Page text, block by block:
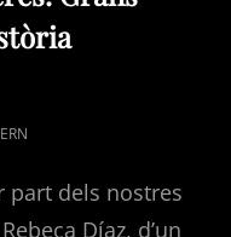
part dels nostres
Díaz, d’un